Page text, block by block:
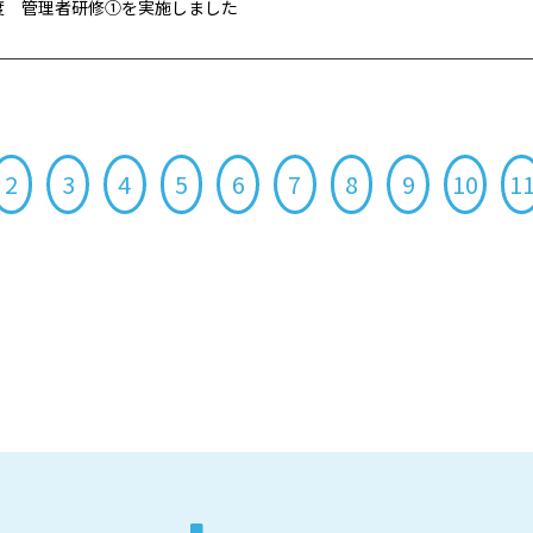
管理者研修①を実施しました
2 3 4 5 6 7 8 9 10